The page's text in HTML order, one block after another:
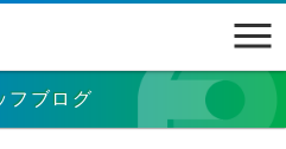
フブログ